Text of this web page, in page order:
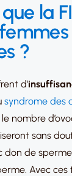
que la
?
d’
syndrome des
nombre
sans
don de
Avec ces